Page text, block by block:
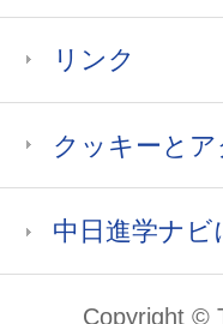
リンク
クッキーと
中日進学ナビ
Copyright ©